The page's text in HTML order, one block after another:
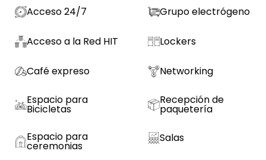
Acceso 24/7
Acceso a la Red HIT
Café expreso
Espacio para
Bicicletas
Espacio para
ceremonias
Grupo electrógeno
Lockers
Networking
Recepción de
paquetería
Salas